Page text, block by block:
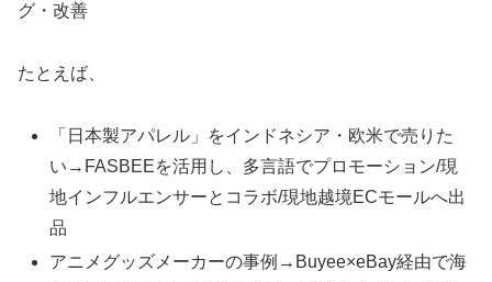
グ・改善
たとえば、
「日本製アパレル」をインドネシア・欧米で売りた
い→FASBEEを活用し、多言語でプロモーション/現
地インフルエンサーとコラボ/現地越境ECモールへ出
品
アニメグッズメーカーの事例→Buyee×eBay経由で海